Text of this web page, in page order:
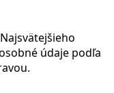
údaje podľa